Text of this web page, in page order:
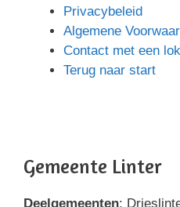
Privacybeleid
Algemene
Contact met een
Terug naar start
Gemeente Linter
Deelgemeenten: